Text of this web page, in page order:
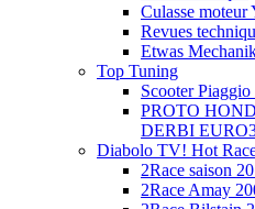
Culasse
Revues
Etwas
Top Tuning
Scooter
PROTO
DERBI
Diabolo TV! Hot
2Race saison
2Race Amay